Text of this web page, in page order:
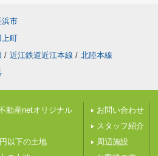
浜市
上町
/ 近江鉄道近江本線 / 北陸本線
動産netオリジナル
以下の土地
お問い合わせ
スタッフ紹介
周辺施設